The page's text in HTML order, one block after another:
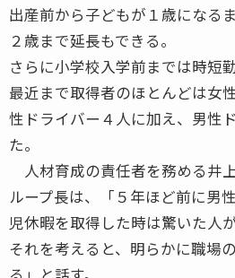
出産前から子どもが１歳になる
２歳まで延長もできる。
さらに小学校入学前までは時短
最近まで取得者のほとんどは女
性ドライバー４人に加え、男性
た。
人材育成の責任者を務める井
ループ長は、「５年ほど前に男
児休暇を取得した時は驚いた人
それを考えると、明らかに職場